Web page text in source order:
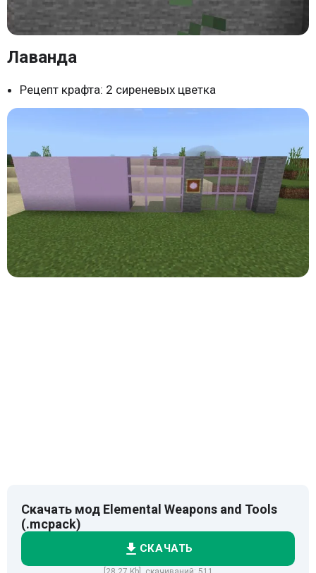
Лаванда
Рецепт крафта: 2 сиреневых цветка
Скачать мод Elemental Weapons and Tools
(.mcpack)
СКАЧАТЬ